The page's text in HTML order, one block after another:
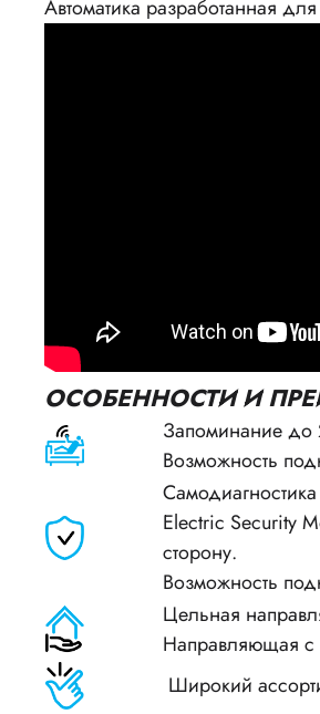
Автоматика разработанная
ОСОБЕННОСТИ И
Запоминание до
Возможность
Electric Security
сторону.
Возможность
Цельная
Направляющая с
Широкий